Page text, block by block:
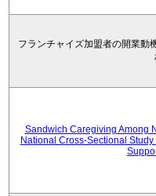
フランチャイズ加盟者の開業動
Sandwich Caregiving Among
National Cross-Sectional